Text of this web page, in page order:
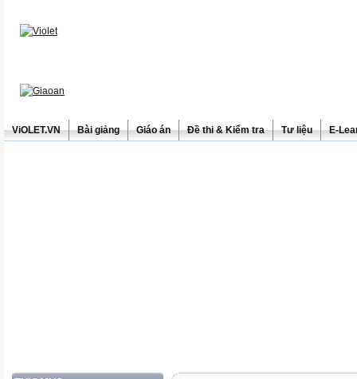
ViOLET.VN Bài giảng Giáo án Đề thi & Kiểm tra Tư liệu E-